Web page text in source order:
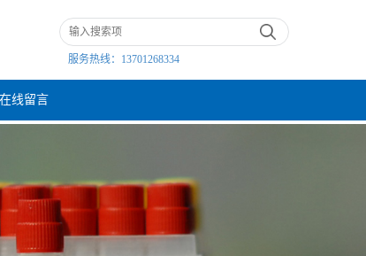
服务热线： 13701268334
在线留言